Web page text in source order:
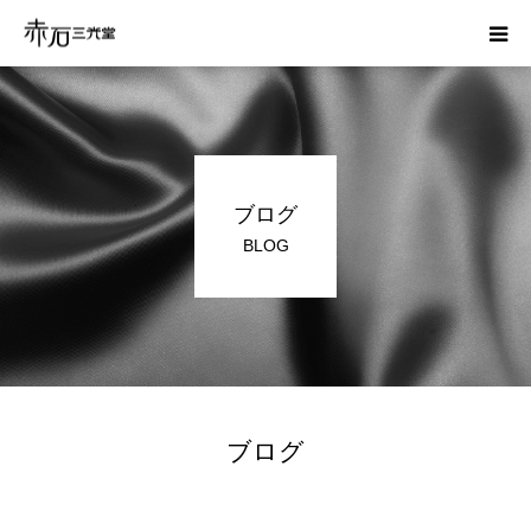
ブログ
BLOG
ブログ
ホーム
はじめての方へ
お葬式の費用
かんたん見積り
運営会社